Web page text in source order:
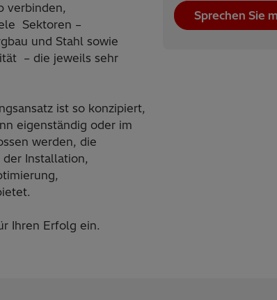
verbinden,
Sektoren –
und Stahl sowie
– die jeweils sehr
ist so konzipiert,
eigenständig oder im
werden, die
Installation,
Ihren Erfolg ein.
Sprechen Sie